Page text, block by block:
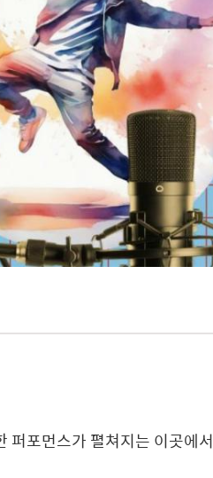
퍼포먼스가 펼쳐지는 이곳에서